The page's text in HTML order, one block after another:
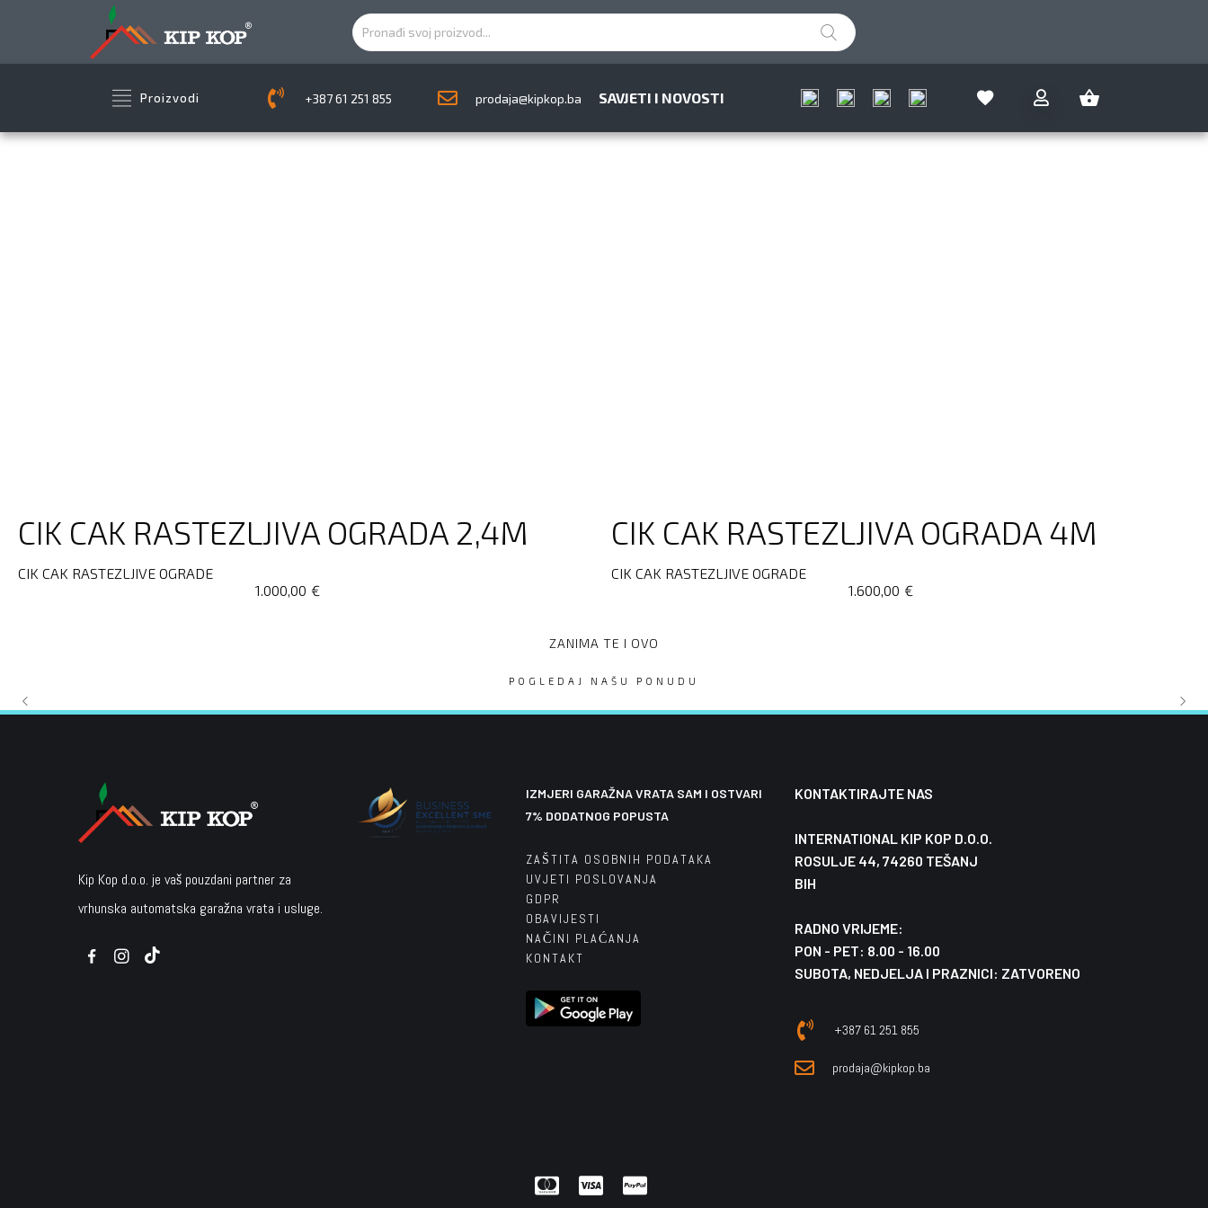
Proizvodi +387 61 251 855 prodaja@kipkop.ba SAVJETI I NOVOSTI
CIK CAK RASTEZLJIVA OGRADA 2,4M
CIK CAK RASTEZLJIVE OGRADE
€
1.000,00
CIK CAK RASTEZLJIVA OGRADA 4M
CIK CAK RASTEZLJIVE OGRADE
€
1.600,00
ZANIMA TE I OVO
POGLEDAJ NAŠU PONUDU
Kip Kop d.o.o. je vaš pouzdani partner za
vrhunska automatska garažna vrata i usluge.
IZMJERI GARAŽNA VRATA SAM I OSTVARI
7% DODATNOG POPUSTA
ZAŠTITA OSOBNIH PODATAKA
UVJETI POSLOVANJA
GDPR
OBAVIJESTI
NAČINI PLAĆANJA
KONTAKT
KONTAKTIRAJTE NAS
INTERNATIONAL KIP KOP D.O.O.
ROSULJE 44, 74260 TEŠANJ
BIH
RADNO VRIJEME:
PON - PET: 8.00 - 16.00
SUBOTA, NEDJELJA I PRAZNICI: ZATVORENO
+387 61 251 855
prodaja@kipkop.ba